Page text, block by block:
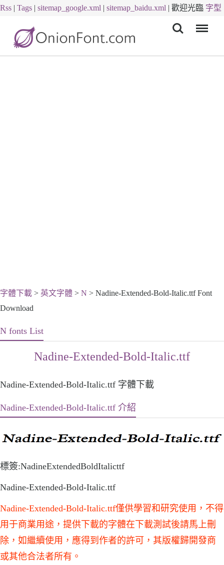
Rss | Tags | sitemap_google.xml | sitemap_baidu.xml | 歡迎光臨 字型
字體下載 > 英文字體 > N > Nadine-Extended-Bold-Italic.ttf Font
Download
N fonts List
Nadine-Extended-Bold-Italic.ttf
Nadine-Extended-Bold-Italic.ttf 字體下載
Nadine-Extended-Bold-Italic.ttf 介紹
標簽:NadineExtendedBoldItalicttf
Nadine-Extended-Bold-Italic.ttf
Nadine-Extended-Bold-Italic.ttf僅供學習和研究使用，不得
用于商業用途，提供下載的字體在下載測試後請馬上刪
除，如繼續使用，應得到作者的許可，其版權歸開發商
或其他合法者所有。